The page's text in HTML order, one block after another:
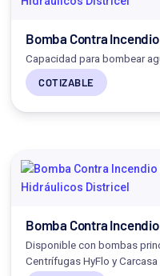
Bomba Contra
Capacidad para bombear
COTIZABLE
Bomba Contra
Disponible con bombas
Centrífugas HyFlo y